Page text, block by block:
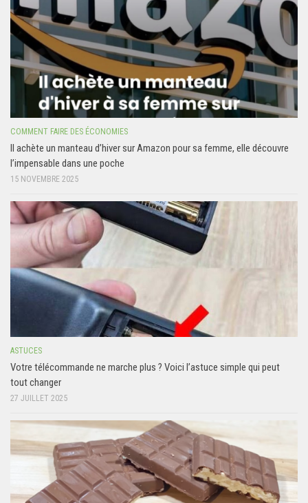
COMMENT FAIRE DES ÉCONOMIES
Il achète un manteau d’hiver sur Amazon pour sa femme, elle découvre
l’impensable dans une poche
15 NOVEMBRE 2025
ASTUCES
Votre télécommande ne marche plus ? Voici l’astuce simple qui peut
tout changer
27 JUILLET 2025